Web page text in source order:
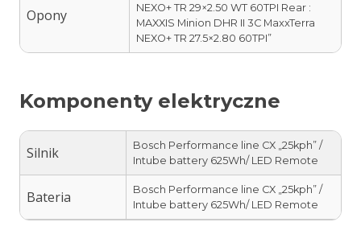
Opony
NEXO+ TR 29×2.50 WT 60TPI Rear :
MAXXIS Minion DHR II 3C MaxxTerra
NEXO+ TR 27.5×2.80 60TPI”
Komponenty elektryczne
Silnik
Bosch Performance line CX „25kph” /
Intube battery 625Wh/ LED Remote
Bateria
Bosch Performance line CX „25kph” /
Intube battery 625Wh/ LED Remote